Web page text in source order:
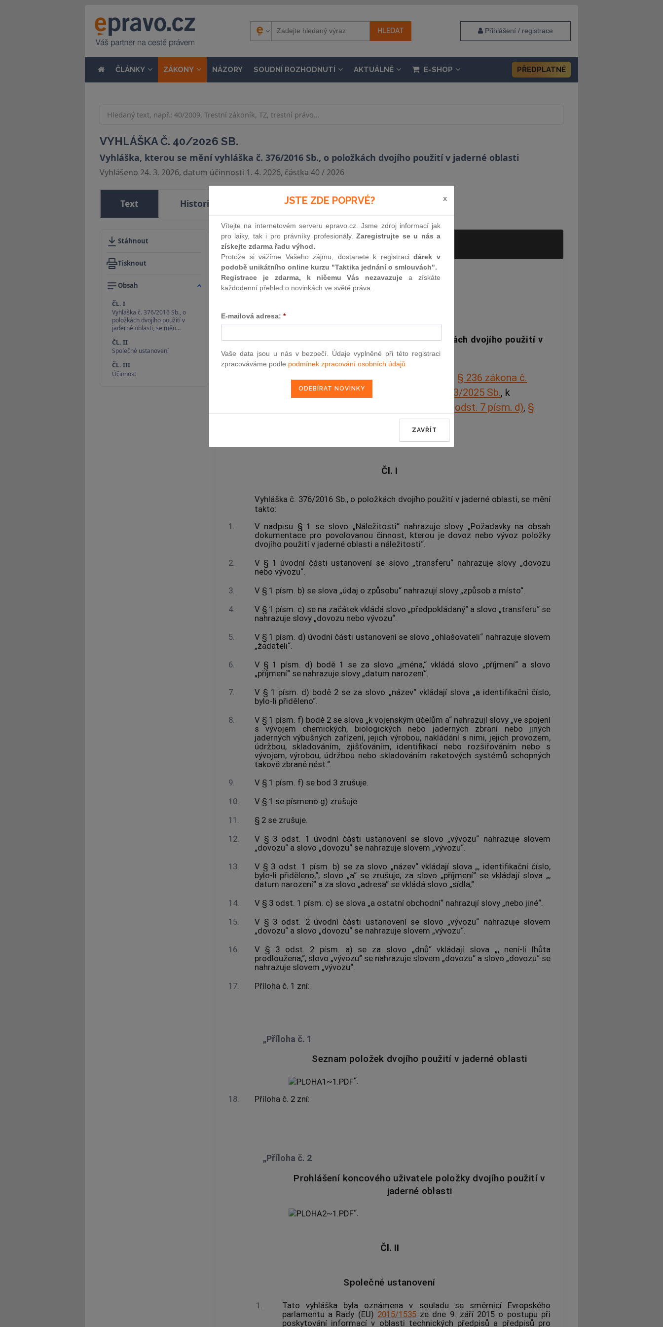
Přihlášení / registrace
ČLÁNKY ZÁKONY NÁZORY SOUDNÍ ROZHODNUTÍ AKTUÁLNĚ E-SHOP PŘEDPLATNÉ
VYHLÁŠKA Č. 40/2026 SB.
Vyhláška, kterou se mění vyhláška č. 376/2016 Sb., o položkách dvojího použití v jaderné oblasti
Vyhlášeno 24. 3. 2026, datum účinnosti 1. 4. 2026, částka 40 / 2026
Text Historie Souvislosti
Stáhnout
Tisknout
Obsah
ČL. I
Vyhláška č. 376/2016 Sb., o
položkách dvojího použití v
jaderné oblasti, se měn…
ČL. II
Společné ustanovení
ČL. III
Účinnost
Aktuální zněníod 1. 4. 2026
40
kterou se mění vyhláška č. 376/2016 Sb., o položkách dvojího použití v
jaderné oblasti
Státní úřad pro jadernou bezpečnost stanoví podle § 236 zákona č.
263/2016 Sb., atomový zákon, ve znění zákona č. 83/2025 Sb., k
§ 166 odst. 7 písm. d), §
§ 171 odst. 5:
Čl. I
Vyhláška č. 376/2016 Sb., o položkách dvojího použití v jaderné oblasti, se mění
takto:
1.
V nadpisu § 1 se slovo „Náležitosti“ nahrazuje slovy „Požadavky na obsah
dokumentace pro povolovanou činnost, kterou je dovoz nebo vývoz položky
dvojího použití v jaderné oblasti a náležitosti“.
2.
V § 1 úvodní části ustanovení se slovo „transferu“ nahrazuje slovy „dovozu
nebo vývozu“.
3.
V § 1 písm. b) se slova „údaj o způsobu“ nahrazují slovy „způsob a místo“.
4.
V § 1 písm. c) se na začátek vkládá slovo „předpokládaný“ a slovo „transferu“ se
nahrazuje slovy „dovozu nebo vývozu“.
5.
V § 1 písm. d) úvodní části ustanovení se slovo „ohlašovateli“ nahrazuje slovem
„žadateli“.
6.
V § 1 písm. d) bodě 1 se za slovo „jména,“ vkládá slovo „příjmení“ a slovo
„příjmení“ se nahrazuje slovy „datum narození“.
7.
V § 1 písm. d) bodě 2 se za slovo „název“ vkládají slova „a identifikační číslo,
bylo-li přiděleno“.
8.
V § 1 písm. f) bodě 2 se slova „k vojenským účelům a“ nahrazují slovy „ve spojení
s vývojem chemických, biologických nebo jaderných zbraní nebo jiných
jaderných výbušných zařízení, jejich výrobou, nakládání s nimi, jejich provozem,
údržbou, skladováním, zjišťováním, identifikací nebo rozšiřováním nebo s
vývojem, výrobou, údržbou nebo skladováním raketových systémů schopných
takové zbraně nést.“.
9.
V § 1 písm. f) se bod 3 zrušuje.
10.
V § 1 se písmeno g) zrušuje.
11.
§ 2 se zrušuje.
12.
V § 3 odst. 1 úvodní části ustanovení se slovo „vývozu“ nahrazuje slovem
„dovozu“ a slovo „dovozu“ se nahrazuje slovem „vývozu“.
13.
V § 3 odst. 1 písm. b) se za slovo „název“ vkládají slova „, identifikační číslo,
bylo-li přiděleno,“, slovo „a“ se zrušuje, za slovo „příjmení“ se vkládají slova „,
datum narození“ a za slovo „adresa“ se vkládá slovo „sídla,“.
14.
V § 3 odst. 1 písm. c) se slova „a ostatní obchodní“ nahrazují slovy „nebo jiné“.
15.
V § 3 odst. 2 úvodní části ustanovení se slovo „vývozu“ nahrazuje slovem
„dovozu“ a slovo „dovozu“ se nahrazuje slovem „vývozu“.
16.
V § 3 odst. 2 písm. a) se za slovo „dnů“ vkládají slova „, není-li lhůta
prodloužena,“, slovo „vývozu“ se nahrazuje slovem „dovozu“ a slovo „dovozu“ se
nahrazuje slovem „vývozu“.
17.
Příloha č. 1 zní:
„Příloha č. 1
​Seznam položek dvojího použití v jaderné oblasti
​​“.
18.
Příloha č. 2 zní:
„Příloha č. 2
Prohlášení koncového uživatele položky dvojího použití v
jaderné oblasti
​​​“.
Čl. II
Společné ustanovení
1.
Tato vyhláška byla oznámena v souladu se směrnicí Evropského
parlamentu a Rady (EU) 2015/1535ze dne 9. září 2015 o postupu při
poskytování informací v oblasti technických předpisů a předpisů pro
JSTE ZDE POPRVÉ? x
Vítejte na internetovém serveru epravo.cz. Jsme zdroj informací jak
pro laiky, tak i pro právníky profesionály.Zaregistrujte se u nás a
získejte zdarma řadu výhod.
Protože si vážíme Vašeho zájmu, dostanete k registracidárek v
podobě unikátního online kurzu "Taktika jednání o smlouvách".
Registrace je zdarma, k ničemu Vás nezavazuje a získáte
každodenní přehled o novinkách ve světě práva.
E-mailová adresa: *
Vaše data jsou u nás v bezpečí. Údaje vyplněné při této registraci
zpracováváme podle podmínek zpracování osobních údajů
ZAVŘÍT